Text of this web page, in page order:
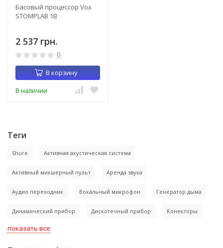
Басовый процессор Vox
STOMPLAB 1B
2 537 грн.
0
В корзину
В наличии
Теги
Shure Активная акустическая система
Активный микшерный пульт Аренда звука
Аудио переходник Вокальный микрофон Генератор дыма
Динамический прибор Дискотечный прибор Конекторы
показать все